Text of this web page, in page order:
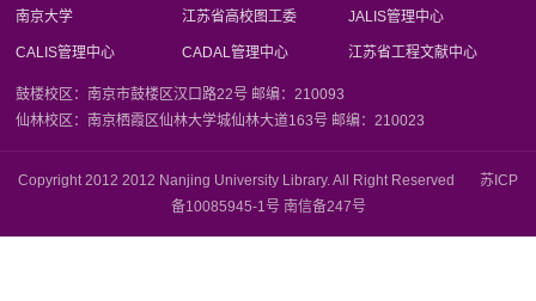
南京大学 江苏省高校图工委 JALIS管理中心
CALIS管理中心 CADAL管理中心 江苏省工程文献中心
鼓楼校区：南京市鼓楼区汉口路22号 邮编：210093
仙林校区：南京栖霞区仙林大学城仙林大道163号 邮编：210023
Copyright 2012 2012 Nanjing University Library. All Right Reserved 苏ICP
备10085945-1号 南信备247号